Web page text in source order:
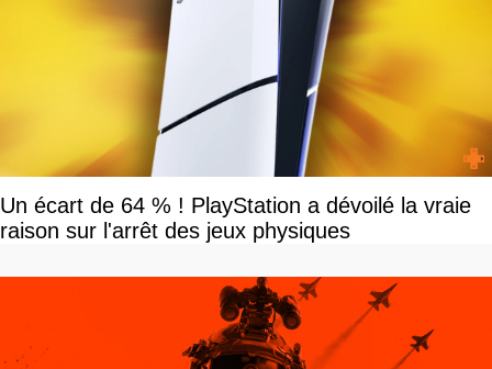
Un écart de 64 % ! PlayStation a dévoilé la vraie
raison sur l'arrêt des jeux physiques